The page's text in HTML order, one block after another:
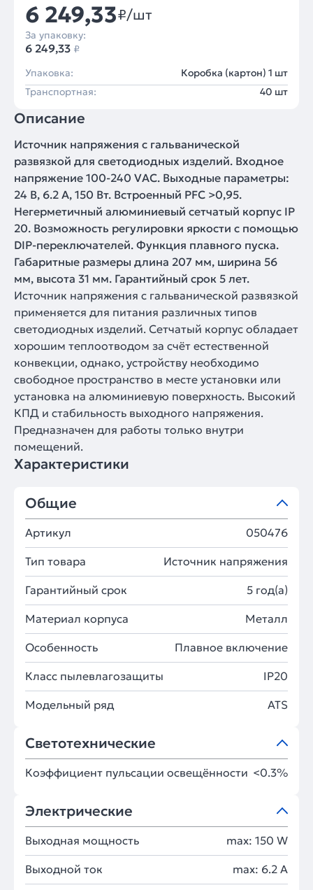
6 249,33₽/шт
За упаковку:
6 249,33 ₽
Упаковка:
Коробка (картон) 1 шт
Транспортная:
40 шт
Описание
Источник напряжения с гальванической
развязкой для светодиодных изделий. Входное
напряжение 100-240 VAC. Выходные параметры:
24 В, 6.2 А, 150 Вт. Встроенный PFC >0,95.
Негерметичный алюминиевый сетчатый корпус IP
20. Возможность регулировки яркости с помощью
DIP-переключателей. Функция плавного пуска.
Габаритные размеры длина 207 мм, ширина 56
мм, высота 31 мм. Гарантийный срок 5 лет.
Источник напряжения с гальванической развязкой
применяется для питания различных типов
светодиодных изделий. Сетчатый корпус обладает
хорошим теплоотводом за счёт естественной
конвекции, однако, устройству необходимо
свободное пространство в месте установки или
установка на алюминиевую поверхность. Высокий
КПД и стабильность выходного напряжения.
Предназначен для работы только внутри
помещений.
Характеристики
Общие
Артикул 050476
Тип товара Источник напряжения
Гарантийный срок 5 год(а)
Материал корпуса Металл
Особенность Плавное включение
Класс пылевлагозащиты IP20
Модельный ряд ATS
Светотехнические
Коэффициент пульсации освещённости <0.3%
Электрические
Выходная мощность max: 150 W
Выходной ток max: 6.2 A